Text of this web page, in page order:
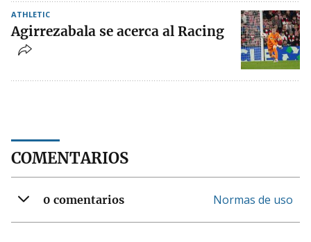
ATHLETIC
Agirrezabala se acerca al Racing
COMENTARIOS
0 comentarios Normas de uso